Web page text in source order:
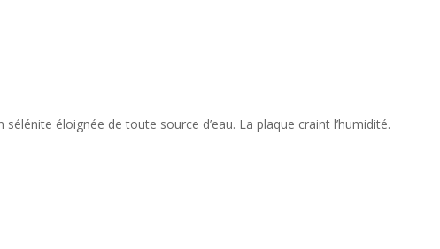
éloignée de toute source d’eau. La plaque craint l’humidité.